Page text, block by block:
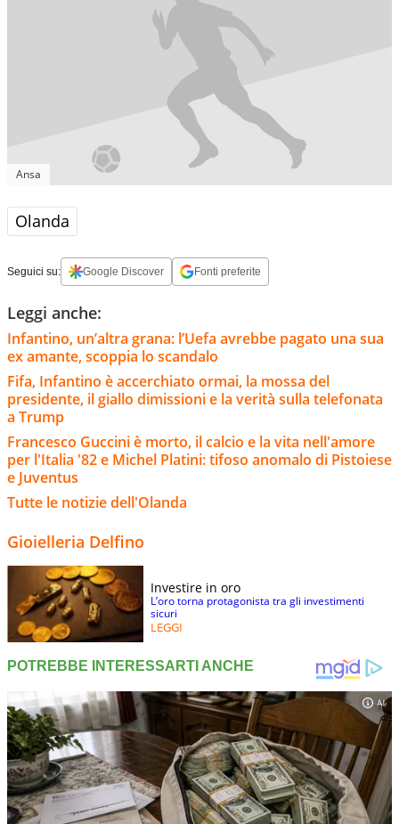
Ansa
Olanda
Seguici su: Google Discover Fonti preferite
Leggi anche:
Infantino, un’altra grana: l’Uefa avrebbe pagato una sua
ex amante, scoppia lo scandalo
Fifa, Infantino è accerchiato ormai, la mossa del
presidente, il giallo dimissioni e la verità sulla telefonata
a Trump
Francesco Guccini è morto, il calcio e la vita nell'amore
per l'Italia '82 e Michel Platini: tifoso anomalo di Pistoiese
e Juventus
Tutte le notizie dell'Olanda
Gioielleria Delfino
Investire in oro
L’oro torna protagonista tra gli investimenti
sicuri
LEGGI